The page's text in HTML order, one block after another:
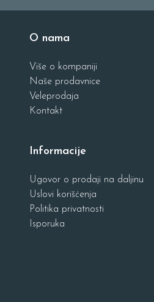
O nama
Više o kompaniji
Naše prodavnice
Veleprodaja
Kontakt
Informacije
Ugovor o prodaji na daljinu
Uslovi korišćenja
Politika privatnosti
Isporuka